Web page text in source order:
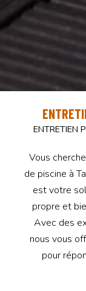
ENTRETIEN
Vous
de piscine à
est votre
propre et
Avec des
nous vous
pour